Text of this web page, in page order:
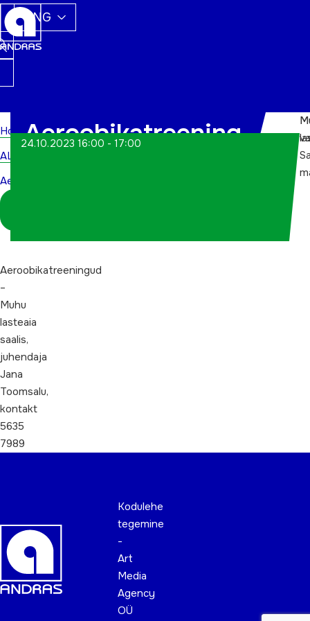
ENG
Home
ALWs
Aeroobikatreening
Aeroobikatreening
24.10.2023 16:00 - 17:00
Aeroobikatreeningud
–
Muhu
lasteaia
saalis,
juhendaja
Jana
Toomsalu,
kontakt
5635
7989
Kodulehe
tegemine
-
Art
Media
Agency
OÜ